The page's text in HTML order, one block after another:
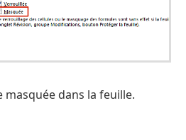
dans la feuille.